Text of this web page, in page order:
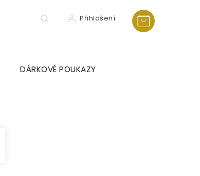
Přihlášení
DÁRKOVÉ POUKAZY